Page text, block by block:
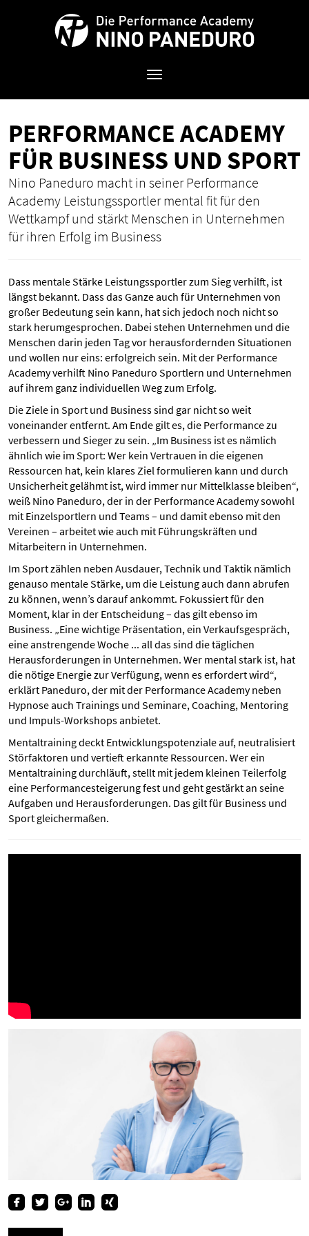
Toggle
PER­FOR­MANCE ACA­DE­MY
FÜR BUSI­NESS UND SPORT
Nino Paneduro macht in seiner Performance
Academy Leistungssportler mental fit für den
Wettkampf und stärkt Menschen in Unternehmen
für ihren Erfolg im Business
Dass mentale Stärke Leistungssportler zum Sieg verhilft, ist
längst bekannt. Dass das Ganze auch für Unternehmen von
großer Bedeutung sein kann, hat sich jedoch noch nicht so
stark herumgesprochen. Dabei stehen Unternehmen und die
Menschen darin jeden Tag vor herausfordernden Situationen
und wollen nur eins: erfolgreich sein. Mit der Performance
Academy verhilft Nino Paneduro Sportlern und Unternehmen
auf ihrem ganz individuellen Weg zum Erfolg.
Die Ziele in Sport und Business sind gar nicht so weit
voneinander entfernt. Am Ende gilt es, die Performance zu
verbessern und Sieger zu sein. „Im Business ist es nämlich
ähnlich wie im Sport: Wer kein Vertrauen in die eigenen
Ressourcen hat, kein klares Ziel formulieren kann und durch
Unsicherheit gelähmt ist, wird immer nur Mittelklasse bleiben“,
weiß Nino Paneduro, der in der Performance Academy sowohl
mit Einzelsportlern und Teams – und damit ebenso mit den
Vereinen – arbeitet wie auch mit Führungskräften und
Mitarbeitern in Unternehmen.
Im Sport zählen neben Ausdauer, Technik und Taktik nämlich
genauso mentale Stärke, um die Leistung auch dann abrufen
zu können, wenn’s darauf ankommt. Fokussiert für den
Moment, klar in der Entscheidung – das gilt ebenso im
Business. „Eine wichtige Präsentation, ein Verkaufsgespräch,
eine anstrengende Woche ... all das sind die täglichen
Herausforderungen in Unternehmen. Wer mental stark ist, hat
die nötige Energie zur Verfügung, wenn es erfordert wird“,
erklärt Paneduro, der mit der Performance Academy neben
Hypnose auch Trainings und Seminare, Coaching, Mentoring
und Impuls-Workshops anbietet.
Mentaltraining deckt Entwicklungspotenziale auf, neutralisiert
Störfaktoren und vertieft erkannte Ressourcen. Wer ein
Mentaltraining durchläuft, stellt mit jedem kleinen Teilerfolg
eine Performancesteigerung fest und geht gestärkt an seine
Aufgaben und Herausforderungen. Das gilt für Business und
Sport gleichermaßen.